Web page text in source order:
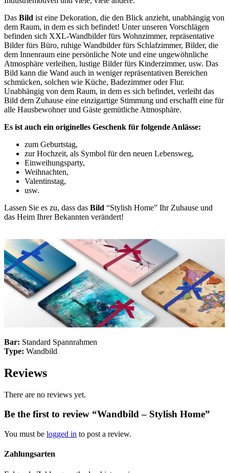
Das Bild ist eine Dekoration, die den Blick anzieht, unabhängig von
dem Raum, in dem es sich befindet! Unter unseren Vorschlägen
befinden sich XXL-Wandbilder fürs Wohnzimmer, repräsentative
Bilder fürs Büro, ruhige Wandbilder fürs Schlafzimmer, Bilder, die
dem Innenraum eine persönliche Note und eine ungewöhnliche
Atmosphäre verleihen, lustige Bilder fürs Kinderzimmer, usw. Das
Bild kann die Wand auch in weniger repräsentativen Bereichen
schmücken, solchen wie Küche, Badezimmer oder Flur.
Unabhängig von dem Raum, in dem es sich befindet, verleiht das
Bild dem Zuhause eine einzigartige Stimmung und erschafft eine für
alle Hausbewohner und Gäste gemütliche Atmosphäre.
Es ist auch ein originelles Geschenk für folgende Anlässe:
zum Geburtstag,
zur Hochzeit, als Symbol für den neuen Lebensweg,
Einweihungsparty,
Weihnachten,
Valentinstag,
usw.
Lassen Sie es zu, dass das Bild “Stylish Home” Ihr Zuhause und
das Heim Ihrer Bekannten verändert!
Bar: Standard Spannrahmen
Type: Wandbild
Reviews
There are no reviews yet.
Be the first to review “Wandbild – Stylish Home”
You must be logged in to post a review.
Zahlungsarten